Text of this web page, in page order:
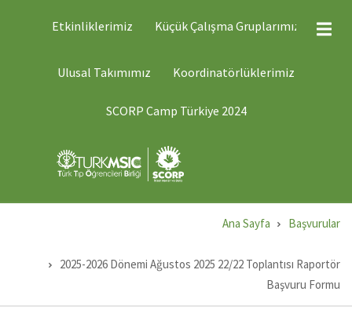
Etkinliklerimiz Küçük Çalışma Gruplarımız
Ulusal Takımımız Koordinatörlüklerimiz
SCORP Camp Türkiye 2024
Ana Sayfa Başvurular
2025-2026 Dönemi Ağustos 2025 22/22 Toplantısı Raportör
Başvuru Formu